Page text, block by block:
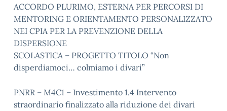
ACCORDO PLURIMO, ESTERNA PER PERCORSI DI
MENTORING E ORIENTAMENTO PERSONALIZZATO
NEI CPIA PER LA PREVENZIONE DELLA
DISPERSIONE
SCOLASTICA – PROGETTO TITOLO “Non
disperdiamoci… colmiamo i divari”
PNRR – M4C1 – Investimento 1.4 Intervento
straordinario finalizzato alla riduzione dei divari